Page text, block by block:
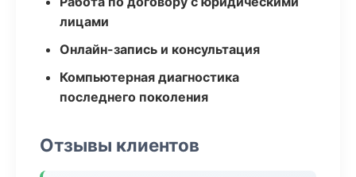
лицами
Онлайн-запись и консультация
Компьютерная диагностика
последнего поколения
Отзывы клиентов